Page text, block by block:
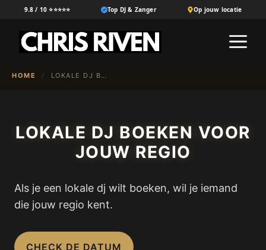
9.8 / 10 ⭐⭐⭐⭐⭐ Top DJ & Zanger Op jouw locatie
HOME / LOKALE DJ BOEKEN IN JOUW REGIO
LOKALE DJ BOEKEN VOOR
JOUW REGIO
Als je een lokale dj wilt boeken, wil je iemand
die jouw regio kent.
CHECK DE DATUM